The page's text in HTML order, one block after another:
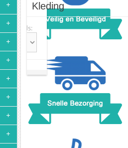
Kleding
Records: